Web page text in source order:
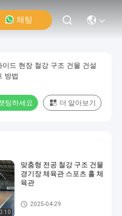
채팅
이드 현장 철강 구조 건물 건설
방법
팅하세요 더 알아보기
맞춤형 전공 철강 구조 건물
경기장 체육관 스포츠 홀 체
육관
철강 구조 건물
2025-04-29